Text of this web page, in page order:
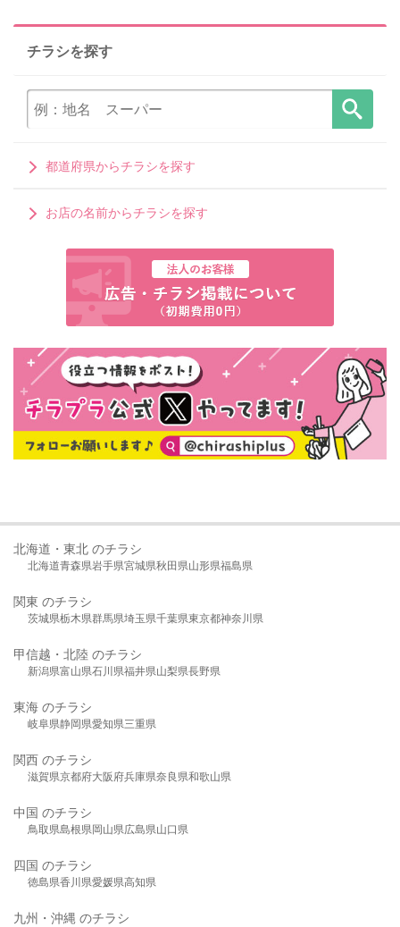
チラシを探す
都道府県からチラシを探す
お店の名前からチラシを探す
北海道・東北 のチラシ
北海道青森県岩手県宮城県秋田県山形県福島県
関東 のチラシ
茨城県栃木県群馬県埼玉県千葉県東京都神奈川県
甲信越・北陸 のチラシ
新潟県富山県石川県福井県山梨県長野県
東海 のチラシ
岐阜県静岡県愛知県三重県
関西 のチラシ
滋賀県京都府大阪府兵庫県奈良県和歌山県
中国 のチラシ
鳥取県島根県岡山県広島県山口県
四国 のチラシ
徳島県香川県愛媛県高知県
九州・沖縄 のチラシ